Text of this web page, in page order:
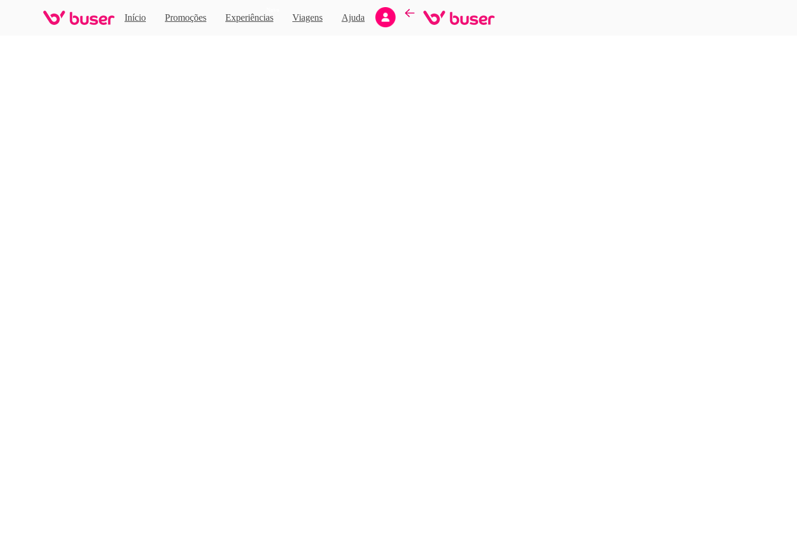
Início Promoções Experiências Viagens Ajuda
Home